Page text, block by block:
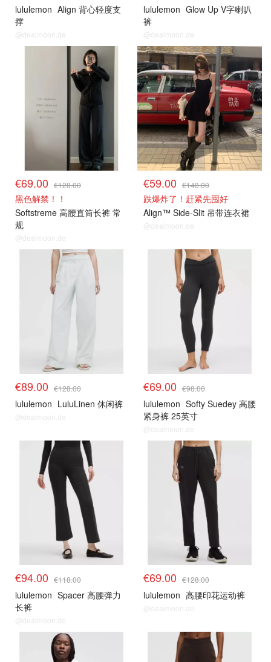
lululemon Align 背心轻度支
撑
@dealmoon.de
lululemon Glow Up V字喇叭
裤
@dealmoon.de
€69.00 €128.00
黑色解禁！！
Softstreme 高腰直筒长裤 常
规
@dealmoon.de
€59.00 €148.00
跌爆炸了！赶紧先囤好
Align™ Side-Slit 吊带连衣裙
@dealmoon.de
€89.00 €128.00
lululemon LuluLinen 休闲裤
@dealmoon.de
€69.00 €98.00
lululemon Softy Suedey 高腰
紧身裤 25英寸
@dealmoon.de
€94.00 €118.00
lululemon Spacer 高腰弹力
长裤
@dealmoon.de
€69.00 €128.00
lululemon 高腰印花运动裤
@dealmoon.de